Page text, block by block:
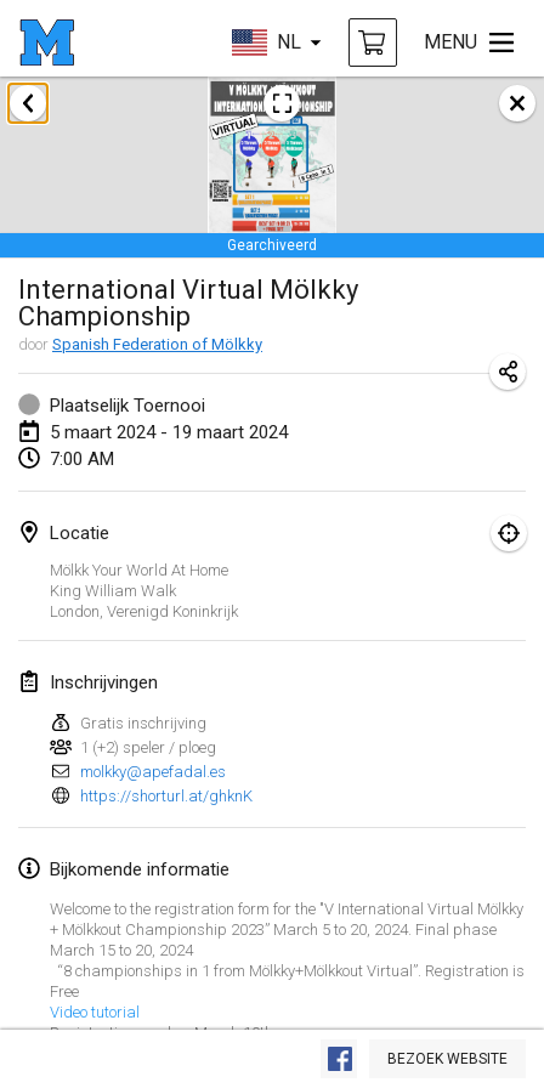
NL MENU
Weergave lijst
Gearchiveerd
International Virtual Mölkky
Championship
door Spanish Federation of Mölkky
Plaatselijk Toernooi
5 maart 2024 - 19 maart 2024
7:00 AM
Locatie
Mölkk Your World At Home
King William Walk
London Verenigd Koninkrijk
Inschrijvingen
Gratis inschrijving
1 (+2) speler / ploeg
molkky@apefadal.es
https://shorturl.at/ghknK
Bijkomende informatie
Welcome to the registration form for the "V International Virtual Mölkky
+ Mölkkout Championship 2023” March 5 to 20, 2024. Final phase
March 15 to 20, 2024
“8 championships in 1 from Mölkky+Mölkkout Virtual”. Registration is
Free
Video tutorial
Registrations end on March 10th
BEZOEK WEBSITE
januari 2024
Duitsland
Indoor Polish Open 2024 - Singles
20 jan. 2024 | Polen
Open de Boulay Triplette
20 jan. 2024|Frankrijk
Tournoi Mixte ASPTTOM
20 jan. 2024
21 jan. 2024
Tournoi de Mölkky - Lesfous Dubâtonvaigeois
SingeliDuppeli
27 jan. 2024|Finland
februari 2024
2 feb. 2024|Verenigde Staten
SM HalliMölkky - Finnish Championship
3 feb. 2024|Finland
Indoor de la CASAS